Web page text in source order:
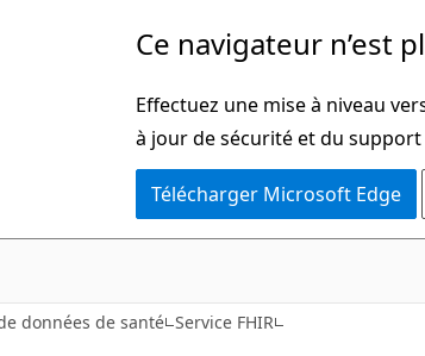
Ce navigateur n’est
Effectuez une mise à niveau
à jour de sécurité et du
Télécharger Microsoft Edge
données de santé Service FHIR